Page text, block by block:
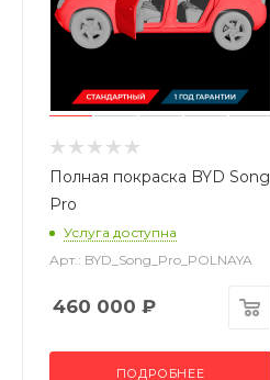
Полная покраска BYD Song
Pro
Услуга доступна
Арт.: BYD_Song_Pro_POLNAYA
460 000 ₽
ПОДРОБНЕЕ